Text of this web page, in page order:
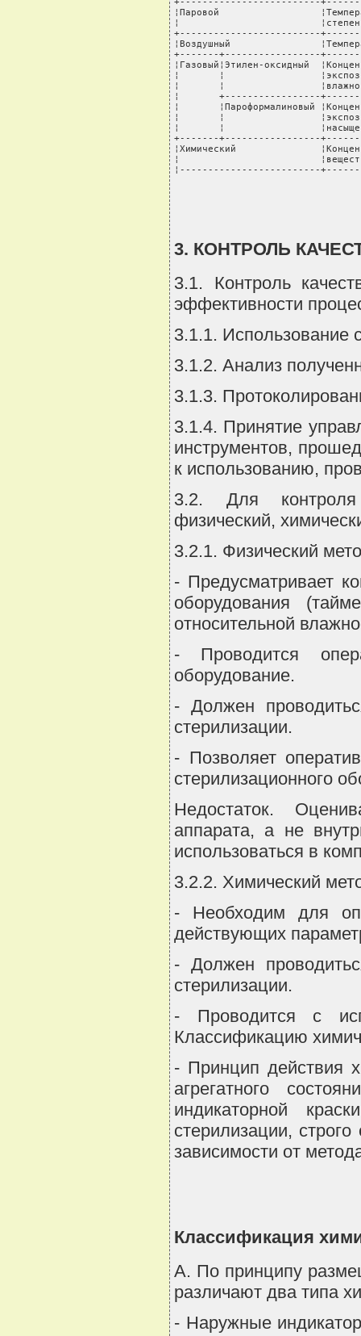
¦Паровой
¦                         ¦степень
+-------------------------
¦Воздушный
+-------+-----------------
¦Газовый¦Этилен-оксидный
¦       ¦
¦       ¦
¦       +-----------------
¦       ¦Пароформалиновый
¦       ¦
¦       ¦
+-------+-----------------
¦Химический
¦                         ¦вещества
¦-------------------------
3. КОНТРОЛЬ
3.1. Контроль
эффективности
3.1.1. Использование
3.1.2. Анализ
3.1.3.
3.1.4. Принятие
инструментов,
к использованию,
3.2. Для контроля
физический,
3.2.1. Физический
- Предусматривает
оборудования
относительной
- Проводится
оборудование.
- Должен
стерилизации.
- Позволяет
стерилизационного
Недостаток.
аппарата, а не
использоваться в
3.2.2. Химический
- Необходим для
действующих
- Должен
стерилизации.
- Проводится с
Классификацию
- Принцип действия
агрегатного
индикаторной
стерилизации,
зависимости от
Классификация
A. По принципу
различают два типа
- Наружные